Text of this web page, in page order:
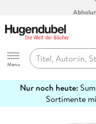
Hugendubel
Menu
Nur noch heute:
Sortimente
erfahren